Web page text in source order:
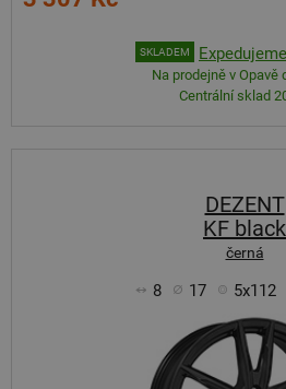
SKLADEM
Na prodejně v Opavě
Centrální sklad
DEZENT
KF black
černá
8 17 5x112